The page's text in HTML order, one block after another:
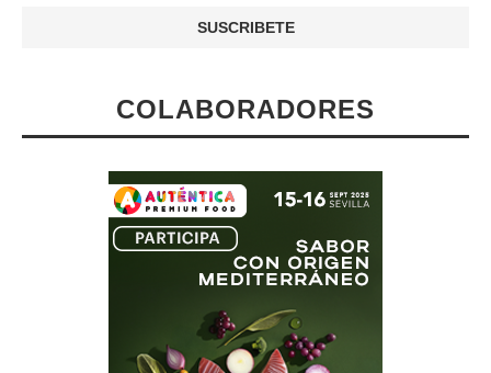
COLABORADORES